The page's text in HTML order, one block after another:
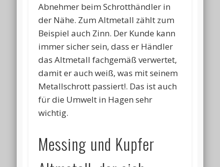
Abnehmer beim Schrotthändler in
der Nähe. Zum Altmetall zählt zum
Beispiel auch Zinn. Der Kunde kann
immer sicher sein, dass er Händler
das Altmetall fachgemäß verwertet,
damit er auch weiß, was mit seinem
Metallschrott passiert!. Das ist auch
für die Umwelt in Hagen sehr
wichtig.
Messing und Kupfer